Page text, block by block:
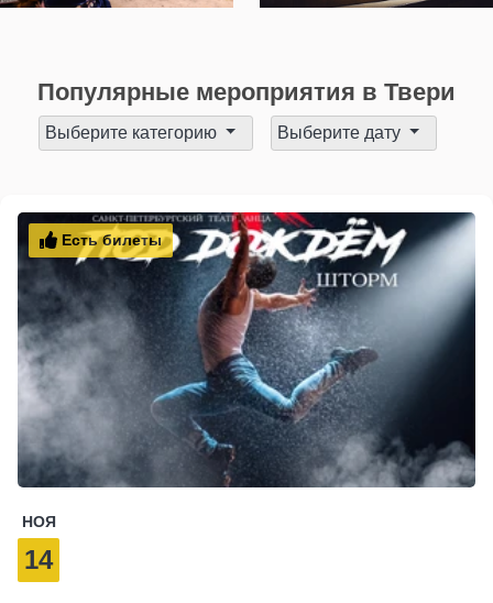
Популярные мероприятия в Твери
Выберите категорию Выберите дату
Есть билеты
НОЯ
14